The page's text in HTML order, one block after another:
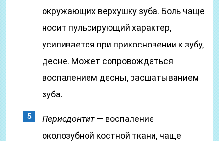
окружающих верхушку зуба. Боль чаще
носит пульсирующий характер,
усиливается при прикосновении к зубу,
десне. Может сопровождаться
воспалением десны, расшатыванием
зуба.
Периодонтит— воспаление
околозубной костной ткани, чаще